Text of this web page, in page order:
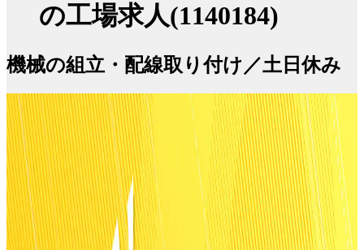
の工場求人(1140184)
機械の組立・配線取り付け／土日休み